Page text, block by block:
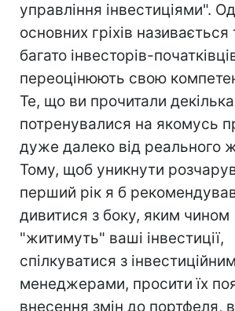
управління інвестиціями".
основних гріхів
багато інвесторів-
переоцінюють свою
Те, що ви прочитали
потренувалися на якомусь
дуже далеко від реального
Тому, щоб уникнути
перший рік я б
дивитися з боку, яким чином
"житимуть" ваші інвестиції,
спілкуватися з
менеджерами, просити їх
внесення змін до портфеля,